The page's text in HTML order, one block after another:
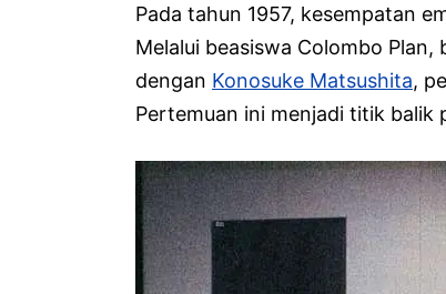
Pada tahun 1957, kesempatan
Melalui beasiswa Colombo
dengan Konosuke Matsushita,
Pertemuan ini menjadi titik balik